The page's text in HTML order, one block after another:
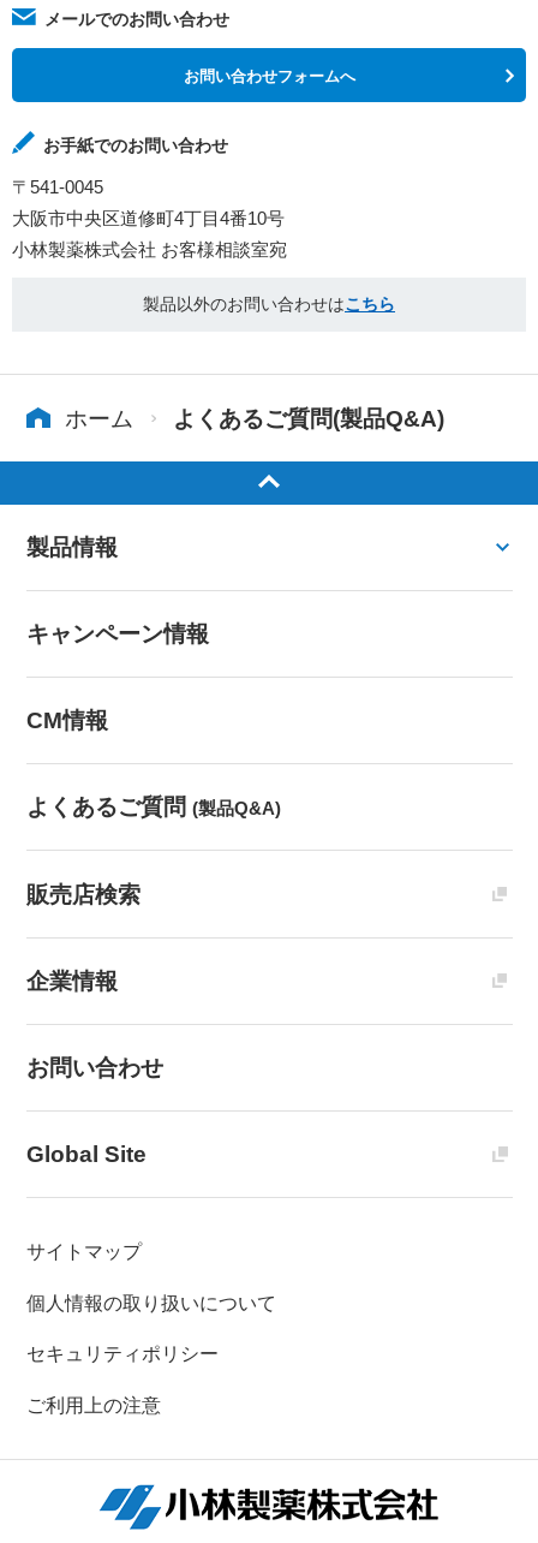
メールでのお問い合わせ
お問い合わせフォームへ
お手紙でのお問い合わせ
〒541-0045
大阪市中央区道修町4丁目4番10号
小林製薬株式会社 お客様相談室宛
製品以外のお問い合わせはこちら
ホーム よくあるご質問(製品Q&A)
製品情報
キャンペーン情報
CM情報
よくあるご質問 (製品Q&A)
販売店検索
企業情報
お問い合わせ
Global Site
サイトマップ
個人情報の取り扱いについて
セキュリティポリシー
ご利用上の注意